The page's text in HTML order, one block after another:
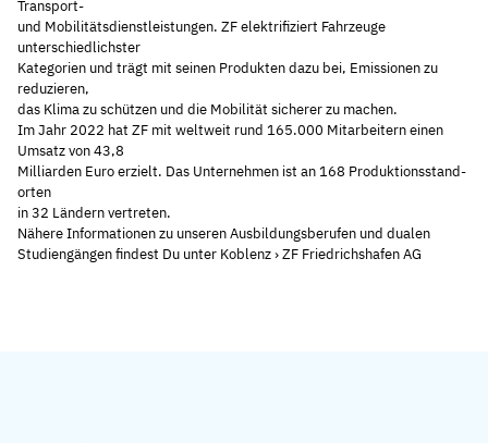
Transport-
und Mobilitätsdienstleistungen. ZF elektrifiziert Fahrzeuge
unterschiedlichster
Kategorien und trägt mit seinen Produkten dazu bei, Emissionen zu
reduzieren,
das Klima zu schützen und die Mobilität sicherer zu machen.
Im Jahr 2022 hat ZF mit welt­weit rund 165.000 Mit­ar­bei­tern einen
Um­satz von 43,8
Mil­li­ar­den Eu­ro er­zielt. Das Un­ter­neh­men ist an 168 Pro­duk­ti­ons­stand­
or­ten
in 32 Län­dern ver­tre­ten.
Nähere Informationen zu unseren Ausbildungsberufen und dualen
Studiengängen findest Du unter Koblenz › ZF Friedrichshafen AG